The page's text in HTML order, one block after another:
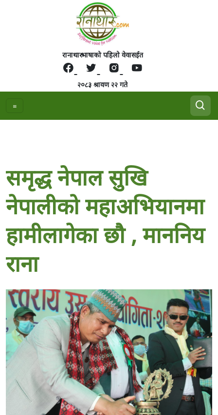
रानाथारु भाषाको पहिलो वेवासईत
२०८३ श्रावण २२ गते
समृद्ध नेपाल सुखि
नेपालीको महाअभियानमा
हामीलागेका छौ , माननिय
राना